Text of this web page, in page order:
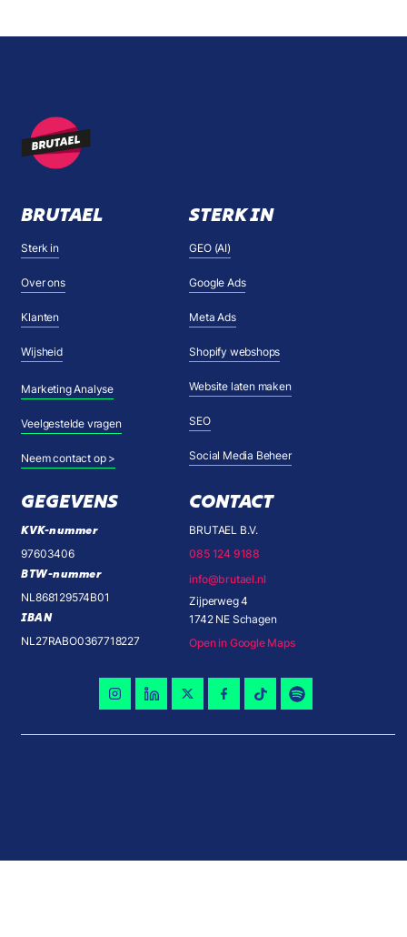
BRUTAEL
Sterk in
Over ons
Klanten
Wijsheid
Marketing Analyse
Veelgestelde vragen
Neem contact op >
STERK IN
GEO (AI)
Google Ads
Meta Ads
Shopify webshops
Website laten maken
SEO
Social Media Beheer
GEGEVENS
KVK-nummer
97603406
BTW-nummer
NL868129574B01
IBAN
NL27RABO0367718227
CONTACT
BRUTAEL B.V.
085 124 9188
info@brutael.nl
Zijperweg 4
1742 NE Schagen
Open in Google Maps